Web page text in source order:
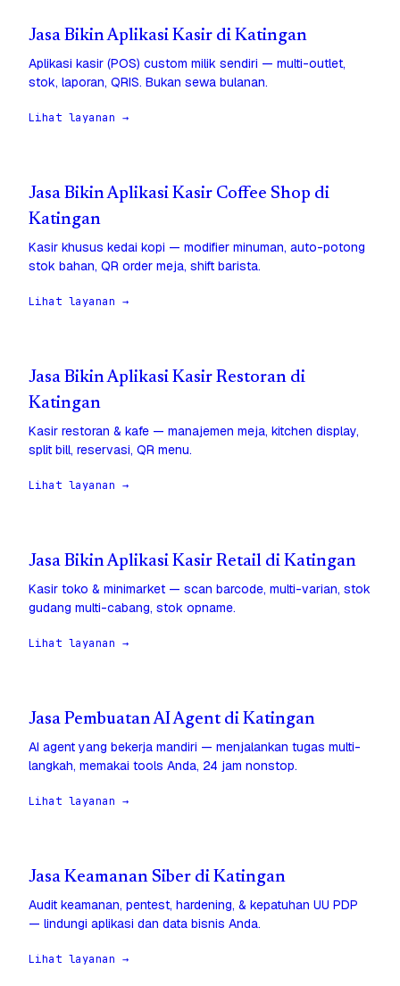
Jasa Bikin Aplikasi Kasir di Katingan
Aplikasi kasir (POS) custom milik sendiri — multi-outlet,
stok, laporan, QRIS. Bukan sewa bulanan.
Lihat layanan →
Jasa Bikin Aplikasi Kasir Coffee Shop di
Katingan
Kasir khusus kedai kopi — modifier minuman, auto-potong
stok bahan, QR order meja, shift barista.
Lihat layanan →
Jasa Bikin Aplikasi Kasir Restoran di
Katingan
Kasir restoran & kafe — manajemen meja, kitchen display,
split bill, reservasi, QR menu.
Lihat layanan →
Jasa Bikin Aplikasi Kasir Retail di Katingan
Kasir toko & minimarket — scan barcode, multi-varian, stok
gudang multi-cabang, stok opname.
Lihat layanan →
Jasa Pembuatan AI Agent di Katingan
AI agent yang bekerja mandiri — menjalankan tugas multi-
langkah, memakai tools Anda, 24 jam nonstop.
Lihat layanan →
Jasa Keamanan Siber di Katingan
Audit keamanan, pentest, hardening, & kepatuhan UU PDP
— lindungi aplikasi dan data bisnis Anda.
Lihat layanan →